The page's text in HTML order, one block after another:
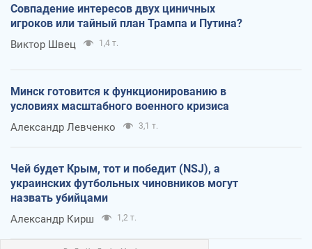
Совпадение интересов двух циничных
игроков или тайный план Трампа и Путина?
Виктор Швец 1,4 т.
Минск готовится к функционированию в
условиях масштабного военного кризиса
Александр Левченко 3,1 т.
Чей будет Крым, тот и победит (NSJ), а
украинских футбольных чиновников могут
назвать убийцами
Александр Кирш 1,2 т.